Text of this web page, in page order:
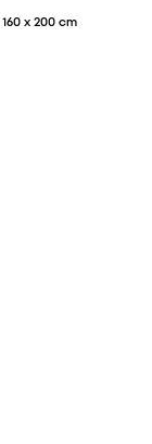
x 200 cm